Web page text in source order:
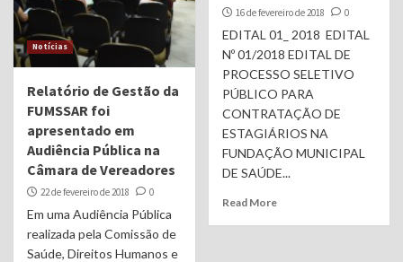
Notícias
Relatório de Gestão da
FUMSSAR foi
apresentado em
Audiência Pública na
Câmara de Vereadores
22 de fevereiro de 2018 0
Em uma Audiência Pública
realizada pela Comissão de
Saúde, Direitos Humanos e
16 de fevereiro de 2018 0
EDITAL 01_ 2018 EDITAL
Nº 01/2018 EDITAL DE
PROCESSO SELETIVO
PÚBLICO PARA
CONTRATAÇÃO DE
ESTAGIÁRIOS NA
FUNDAÇÃO MUNICIPAL
DE SAÚDE...
Read More